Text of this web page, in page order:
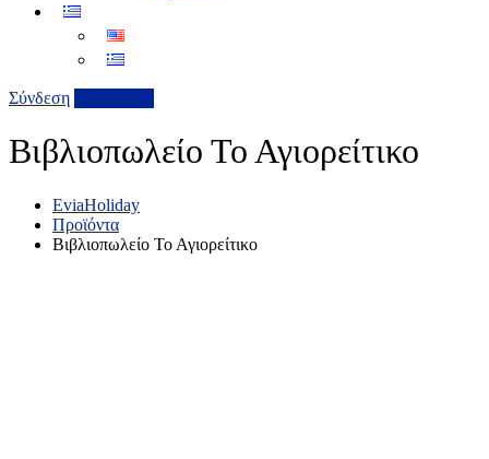
Σύνδεση
Βιβλιοπωλείο Το Αγιορείτικο
EviaHoliday
Προϊόντα
Βιβλιοπωλείο Το Αγιορείτικο